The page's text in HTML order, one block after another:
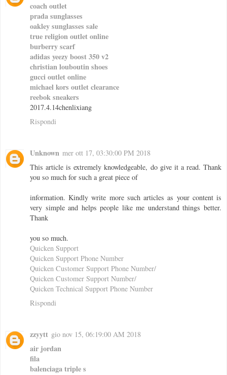
coach outlet
prada sunglasses
oakley sunglasses sale
true religion outlet online
burberry scarf
adidas yeezy boost 350 v2
christian louboutin shoes
gucci outlet online
michael kors outlet clearance
reebok sneakers
2017.4.14chenlixiang
Rispondi
Unknown mer ott 17, 03:30:00 PM 2018
This article is extremely knowledgeable, do give it a read. Thank
you so much for such a great piece of
information. Kindly write more such articles as your content is
very simple and helps people like me understand things better.
Thank
you so much.
Quicken Support
Quicken Support Phone Number
Quicken Customer Support Phone Number/
Quicken Customer Support Number/
Quicken Technical Support Phone Number
Rispondi
zzyytt gio nov 15, 06:19:00 AM 2018
air jordan
fila
balenciaga triple s